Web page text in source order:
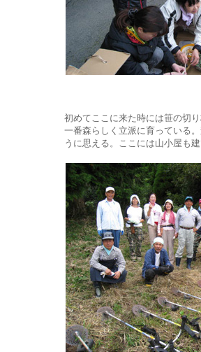
初めてここに来た時には笹の切
一番森らしく立派に育っている
うに思える。ここには山小屋も